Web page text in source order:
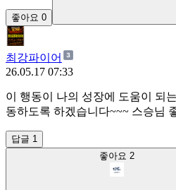
좋아요 0
최강파이어
26.05.17 07:33
이 행동이 나의 성장에 도움이 되
동하도록 하겠습니다~~~ 스승님
답글 1
좋아요 2